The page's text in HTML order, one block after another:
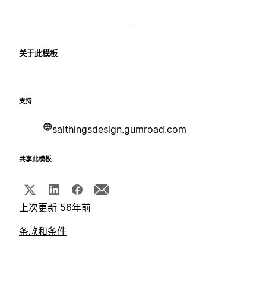
关于此模板
支持
salthingsdesign.gumroad.com
共享此模板
上次更新 56年前
条款和条件